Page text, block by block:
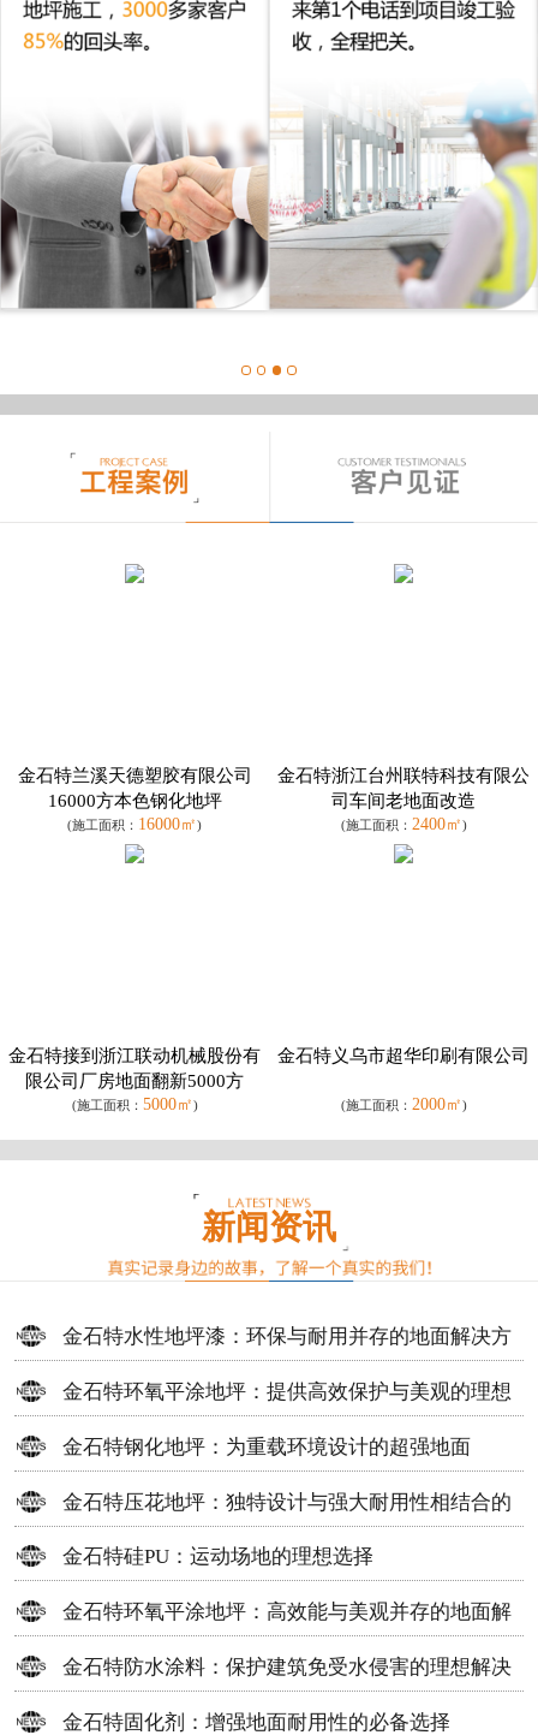
金石特兰溪天德塑胶有限公司
16000方本色钢化地坪
(施工面积： 16000㎡)
金石特浙江台州联特科技有限公
司车间老地面改造
(施工面积： 2400㎡)
金石特接到浙江联动机械股份有
限公司厂房地面翻新5000方
(施工面积： 5000㎡)
金石特义乌市超华印刷有限公司
(施工面积： 2000㎡)
新闻资讯
金石特水性地坪漆：环保与耐用并存的地面解决方
案
金石特环氧平涂地坪：提供高效保护与美观的理想
选择
金石特钢化地坪：为重载环境设计的超强地面
金石特压花地坪：独特设计与强大耐用性相结合的
地面材料
金石特硅PU：运动场地的理想选择
金石特环氧平涂地坪：高效能与美观并存的地面解
决方案
金石特防水涂料：保护建筑免受水侵害的理想解决
方案
金石特固化剂：增强地面耐用性的必备选择